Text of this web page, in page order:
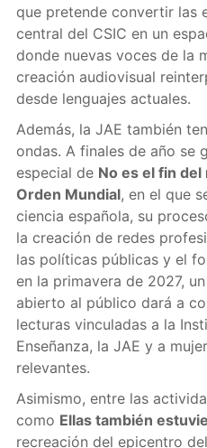
que pretende convertir las
central del CSIC en un
donde nuevas voces de la
creación audiovisual
desde lenguajes actuales.
Además, la JAE también
ondas. A finales de año se
especial de No es el fin del
Orden Mundial, en el que
ciencia española, su
la creación de redes
las políticas públicas y el
en la primavera de 2027,
abierto al público dará a
lecturas vinculadas a la
Enseñanza, la JAE y a
relevantes.
Asimismo, entre las
como Ellas también
recreación del epicentro